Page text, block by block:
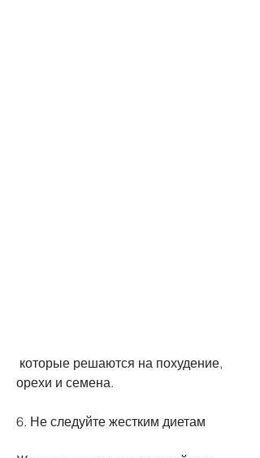
орехи и семена.
6. Не следуйте жестким диетам